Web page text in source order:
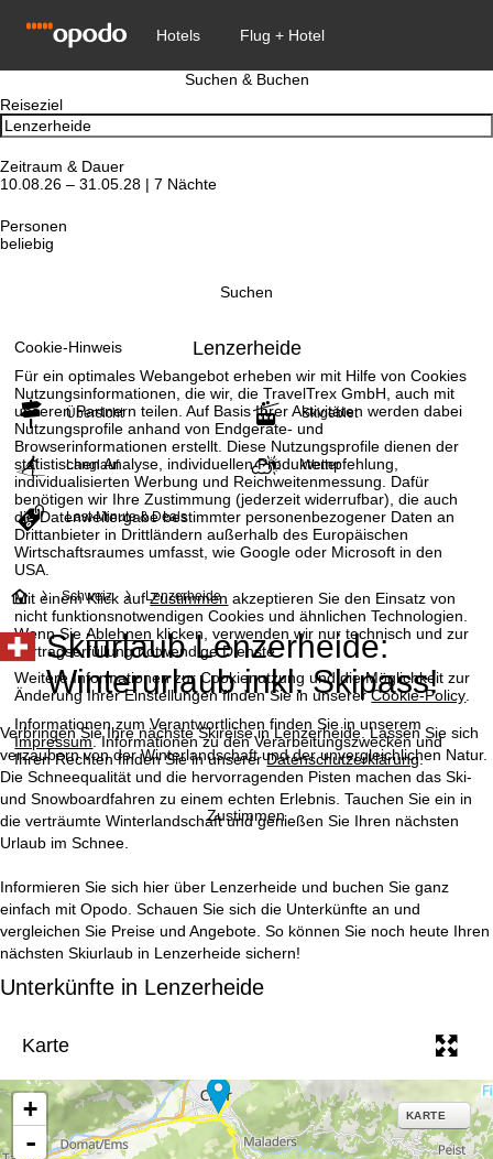
Cookie-Hinweis
Für ein optimales Webangebot erheben wir mit Hilfe von Cookies
Nutzungsinformationen, die wir, die TravelTrex GmbH, auch mit
unseren Partnern teilen. Auf Basis Ihrer Aktivitäten werden dabei
Nutzungsprofile anhand von Endgeräte- und
Browserinformationen erstellt. Diese Nutzungsprofile dienen der
statistischen Analyse, individuellen Produktempfehlung,
individualisierten Werbung und Reichweitenmessung. Dafür
benötigen wir Ihre Zustimmung (jederzeit widerrufbar), die auch
die Datenweitergabe bestimmter personenbezogener Daten an
Drittanbieter in Drittländern außerhalb des Europäischen
Wirtschaftsraumes umfasst, wie Google oder Microsoft in den
USA.
Mit einem Klick aufZustimmen akzeptieren Sie den Einsatz von
nicht funktionsnotwendigen Cookies und ähnlichen Technologien.
Wenn SieAblehnen klicken, verwenden wir nur technisch und zur
Vertragserfüllung notwendige Dienste.
Weitere Informationen zur Cookienutzung und die Möglichkeit zur
Änderung Ihrer Einstellungen finden Sie in unsererCookie-Policy.
Informationen zum Verantwortlichen finden Sie in unserem
Impressum. Informationen zu den Verarbeitungszwecken und
Ihren Rechten finden Sie in unsererDatenschutzerklärung.
Zustimmen
Suchen & Buchen
Reiseziel
Zeitraum & Dauer
10.08.26 – 31.05.28 | 7 Nächte
Personen
beliebig
Suchen
Lenzerheide
Übersicht Skigebiet
Langlauf Wetter
Last-Minute & Deals
S
t
a
r
t
s
i
t
Schweiz Lenzerheide
Skiurlaub Lenzerheide:
Winterurlaub inkl. Skipass!
Verbringen Sie Ihre nächste Skireise in Lenzerheide. Lassen Sie sich
verzaubern von der Winterlandschaft und der unvergleichlichen Natur.
Die Schneequalität und die hervorragenden Pisten machen das Ski-
und Snowboardfahren zu einem echten Erlebnis. Tauchen Sie ein in
die verträumte Winterlandschaft und genießen Sie Ihren nächsten
Urlaub im Schnee.
Informieren Sie sich hier über Lenzerheide und buchen Sie ganz
einfach mit Opodo. Schauen Sie sich die Unterkünfte an und
vergleichen Sie Preise und Angebote. So können Sie noch heute Ihren
nächsten Skiurlaub in Lenzerheide sichern!
Unterkünfte in Lenzerheide
Karte
+
-
KARTE